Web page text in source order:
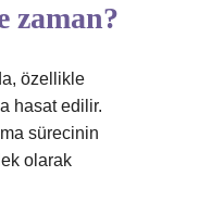
zaman?
özellikle
hasat edilir.
sürecinin
olarak